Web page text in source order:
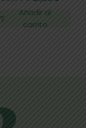
Añadir al
carrito